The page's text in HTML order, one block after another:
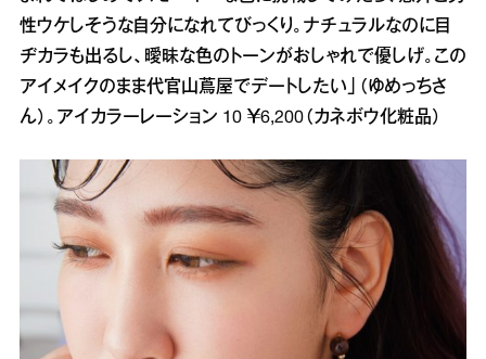
性ウケしそうな自分になれてびっくり。ナチュラルなのに目
ヂカラも出るし、曖昧な色のトーンがおしゃれで優しげ。この
アイメイクのまま代官山蔦屋でデートしたい」（ゆめっちさ
ん）。アイカラーレーション 10 ￥6,200（カネボウ化粧品）